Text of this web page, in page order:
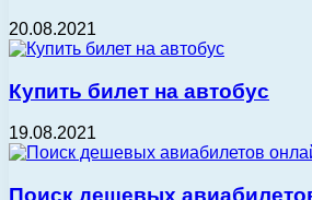
20.08.2021
Купить билет на автобус
19.08.2021
Поиск дешевых